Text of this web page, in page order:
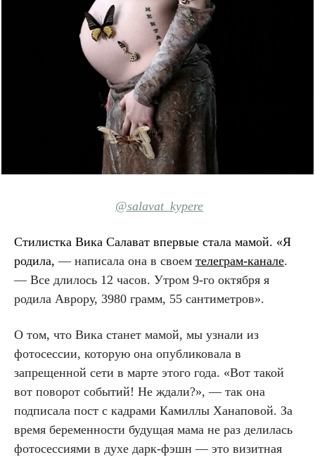
@salavat_kypere
Стилистка Вика Салават впервые стала мамой. «Я
родила,— написала она в своем телеграм-канале.
— Все длилось 12 часов. Утром 9-го октября я
родила Аврору, 3980 грамм, 55 сантиметров».
О том, что Вика станет мамой, мы узнали из
фотосессии, которую она опубликовала в
запрещенной сети в марте этого года. «Вот такой
вот поворот событий! Не ждали?», — так она
подписала пост с кадрами Камиллы Ханаповой. За
время беременности будущая мама не раз делилась
фотосессиями в духе дарк-фэшн — это визитная